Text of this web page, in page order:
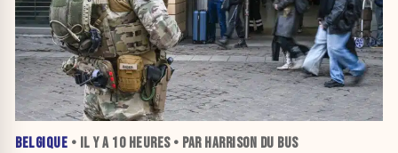
BELGIQUE • IL Y A 10 HEURES• PAR HARRISON DU BUS